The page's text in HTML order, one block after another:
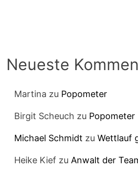
Neueste
Martina zu Popometer
Birgit Scheuch zu Popometer
Michael Schmidt zuWettlauf
Heike Kief zu Anwalt der